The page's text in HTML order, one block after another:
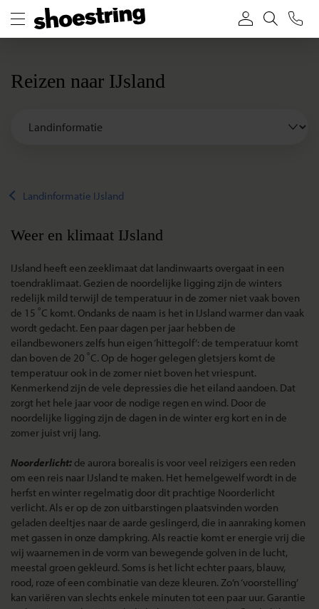
Reizen naar IJsland
Landinformatie IJsland
Weer en klimaat IJsland
IJsland heeft een zeeklimaat dat landinwaarts overgaat in een
toendraklimaat. Gezien de noordelijke ligging zijn de winters
redelijk mild terwijl de temperatuur in de zomer niet vaak boven
de 15 ˚C komt. Ondanks de naam is het in IJsland warmer dan vaak
wordt gedacht. Een paar dagen per jaar hebben de
eilandbewoners zelfs hun eigen ‘hittegolf’: de temperatuur komt
dan boven de 20 ˚C. Op de hoger gelegen gletsjers komt de
temperatuur ook in de zomer niet boven het vriespunt.
Kenmerkend zijn de vele depressies die het eiland aandoen. Dat
zorgt het hele jaar voor de nodige regen en wind. Door de
noordelijke ligging zijn de dagen in de winter erg kort en in de
zomer juist vrij lang.
Noorderlicht: de aurora borealis is voor veel reizigers een reden
om een reis naar IJsland te maken. Het hemelgewelf wordt in de
herfst en winter regelmatig door dit prachtige Noorderlicht
verlicht. Als er op de zon uitbarstingen plaatsvinden worden
geladen deeltjes naar de aarde geslingerd, die in aanraking komen
met gassen in onze dampkring. Als reactie komt er energie vrij die
wij waarnemen in de vorm van bewegende golven in de lucht,
meestal groen gekleurd. Soms is het licht echter paars, blauw,
rood, roze of een combinatie van deze kleuren. Zo’n ‘voorstelling’
kan variëren van slechts enkele minuten tot een paar uur. Garantie